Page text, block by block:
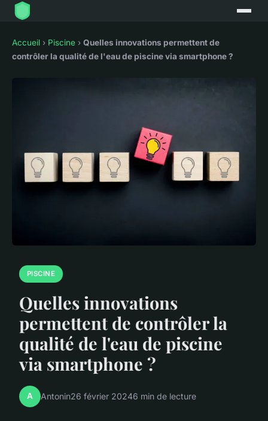
Accueil › Piscine › Quelles innovations permettent de
contrôler la qualité de l'eau de piscine via smartphone ?
PISCINE
Quelles innovations
permettent de contrôler la
qualité de l'eau de piscine
via smartphone ?
A Antonin26 février 20246 min de lecture